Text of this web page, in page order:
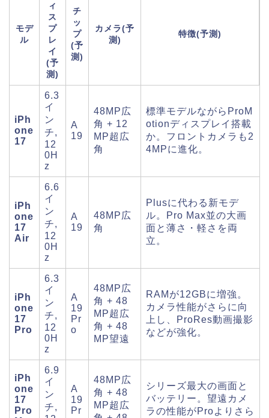
モデ
ル
ィ
ス
プ
レ
イ
(予
測)
チ
ッ
プ
(予
測)
カメラ(予
測)
特徴(予測)
iPh
one
17
6.3
イ
ン
チ,
12
0H
z
A
19
48MP広
角 + 12
MP超広
角
標準モデルながらProM
otionディスプレイ搭載
か。フロントカメラも2
4MPに進化。
iPh
one
17
Air
6.6
イ
ン
チ,
12
0H
z
A
19
48MP広
角
Plusに代わる新モデ
ル。Pro Max並の大画
面と薄さ・軽さを両
立。
iPh
one
17
Pro
6.3
イ
ン
チ,
12
0H
z
A
19
Pr
o
48MP広
角 + 48
MP超広
角 + 48
MP望遠
RAMが12GBに増強。
カメラ性能がさらに向
上し、ProRes動画撮影
などが強化。
iPh
one
17
Pro
6.9
イ
ン
チ,
A
19
Pr
48MP広
角 + 48
MP超広
シリーズ最大の画面と
バッテリー。望遠カメ
ラの性能がProよりさら